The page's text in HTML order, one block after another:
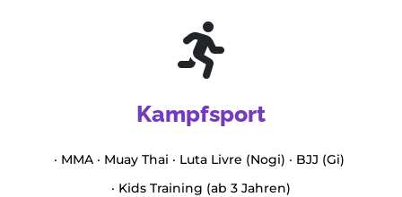
Kampfsport
· MMA · Muay Thai · Luta Livre (Nogi) · BJJ (Gi)
· Kids Training (ab 3 Jahren)